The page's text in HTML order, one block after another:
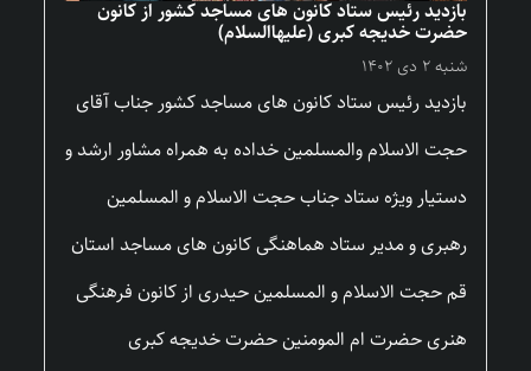
بازدید رئیس ستاد کانون های مساجد کشور از کانون
حضرت خدیجه کبری (علیهاالسلام)
شنبه ۲ دی ۱۴۰۲
بازدید رئیس ستاد کانون های مساجد کشور جناب آقای
حجت الاسلام والمسلمین خداده به همراه مشاور ارشد و
دستیار ویژه ستاد جناب حجت الاسلام و المسلمین
رهبری و مدیر ستاد هماهنگی کانون های مساجد استان
قم حجت الاسلام و المسلمین حیدری از کانون فرهنگی
هنری حضرت ام المومنین حضرت خدیجه کبری